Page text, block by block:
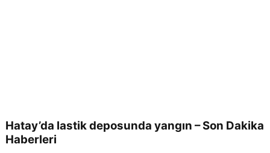
Hatay’da lastik deposunda yangın – Son Dakika
Haberleri